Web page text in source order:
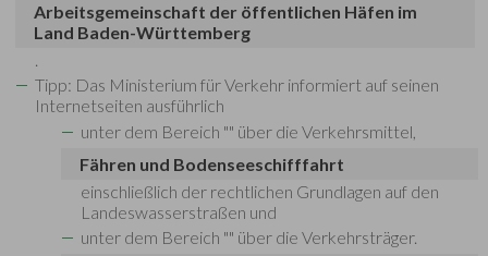
Arbeitsgemeinschaft der öffentlichen Häfen im
Land Baden-Württemberg
.
Tipp: Das Ministerium für Verkehr informiert auf seinen
Internetseiten ausführlich
unter dem Bereich "
Fähren und Bodenseeschifffahrt
" über die Verkehrsmittel,
einschließlich der rechtlichen Grundlagen auf den
Landeswasserstraßen und
unter dem Bereich "" über die Verkehrsträger.